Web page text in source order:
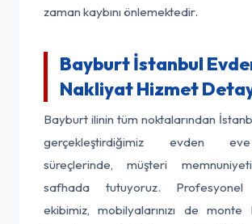
zaman kaybını önlemektedir.
Bayburt İstanbul
Nakliyat Hizmet
Bayburt ilinin tüm noktalarından
gerçekleştirdiğimiz evden
süreçlerinde, müşteri
safhada tutuyoruz. Profesyonel
ekibimiz, mobilyalarınızı de